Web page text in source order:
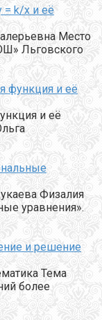
= k/x и её
Место
Льговского
функция и её
и её
Физалия
уравнения».
и решение
Тема
более